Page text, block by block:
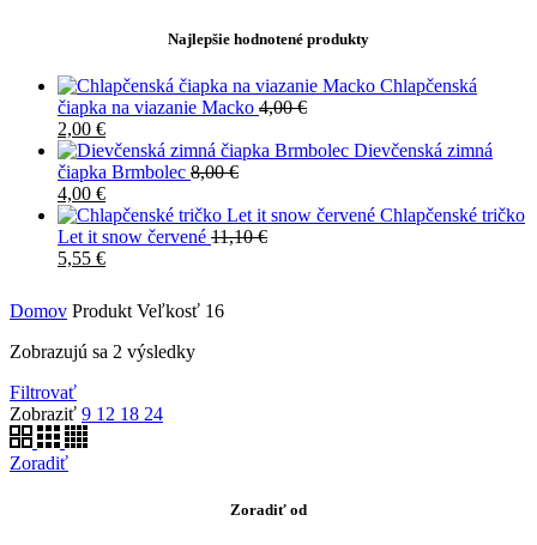
Najlepšie hodnotené produkty
Chlapčenská
čiapka na viazanie Macko 4,00€
2,00 €
Dievčenská zimná
čiapka Brmbolec 8,00€
4,00 €
Chlapčenské tričko
Let it snow červené 11,10€
5,55 €
Domov Produkt Veľkosť 16
Zobrazujú sa 2 výsledky
Filtrovať
Zobraziť 9 12 18 24
Zoradiť
Zoradiť od